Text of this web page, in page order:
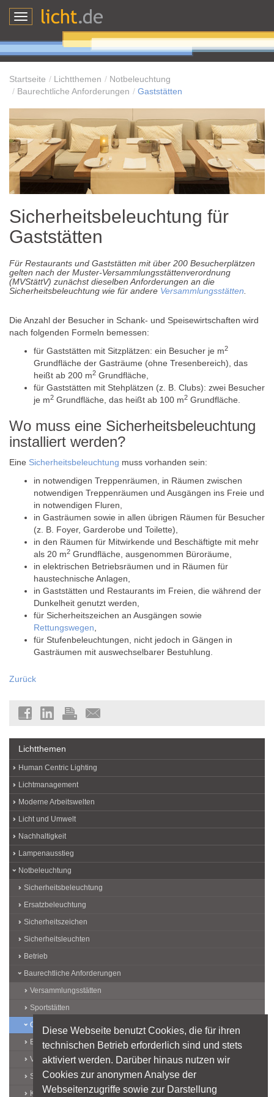
Toggle
Startseite Lichtthemen
Notbeleuchtung
Baurechtliche Anforderungen
Gaststätten
Sicherheitsbeleuchtung für
Gaststätten
Für Restaurants und Gaststätten mit über 200 Besucherplätzen
gelten nach der Muster-Versammlungsstättenverordnung
(MVStättV) zunächst dieselben Anforderungen an die
Sicherheitsbeleuchtung wie für andere Versammlungsstätten
Die Anzahl der Besucher in Schank- und Speisewirtschaften wird
nach folgenden Formeln bemessen:
für Gaststätten mit Sitzplätzen: ein Besucher je m2
Grundfläche der Gasträume (ohne Tresenbereich), das
heißt ab 200 m2 Grundfläche,
für Gaststätten mit Stehplätzen (z. B. Clubs): zwei Besucher
je m2 Grundfläche, das heißt ab 100 m2 Grundfläche.
Wo muss eine Sicherheitsbeleuchtung
installiert werden?
Eine Sicherheitsbeleuchtung muss vorhanden sein:
in notwendigen Treppenräumen, in Räumen zwischen
notwendigen Treppenräumen und Ausgängen ins Freie und
in notwendigen Fluren,
in Gasträumen sowie in allen übrigen Räumen für Besucher
(z. B. Foyer, Garderobe und Toilette),
in den Räumen für Mitwirkende und Beschäftigte mit mehr
als 20 m2 Grundfläche, ausgenommen Büroräume,
in elektrischen Betriebsräumen und in Räumen für
haustechnische Anlagen,
in Gaststätten und Restaurants im Freien, die während der
Dunkelheit genutzt werden,
für Sicherheitszeichen an Ausgängen sowie
Rettungswegen
für Stufenbeleuchtungen, nicht jedoch in Gängen in
Gasträumen mit auswechselbarer Bestuhlung.
Zurück
Lichtthemen
Human Centric Lighting
Lichtmanagement
Moderne Arbeitswelten
Licht und Umwelt
Nachhaltigkeit
Lampenausstieg
Notbeleuchtung
Sicherheitsbeleuchtung
Ersatzbeleuchtung
Sicherheitszeichen
Sicherheitsleuchten
Betrieb
Baurechtliche Anforderungen
Versammlungsstätten
Sportstätten
Gaststätten
Beherbergungsstätten
Verkaufsstätten
Schulen
Krankenhäuser
Diese Webseite benutzt Cookies, die für ihren
technischen Betrieb erforderlich sind und stets
aktiviert werden. Darüber hinaus nutzen wir
Cookies zur anonymen Analyse der
Webseitenzugriffe sowie zur Darstellung